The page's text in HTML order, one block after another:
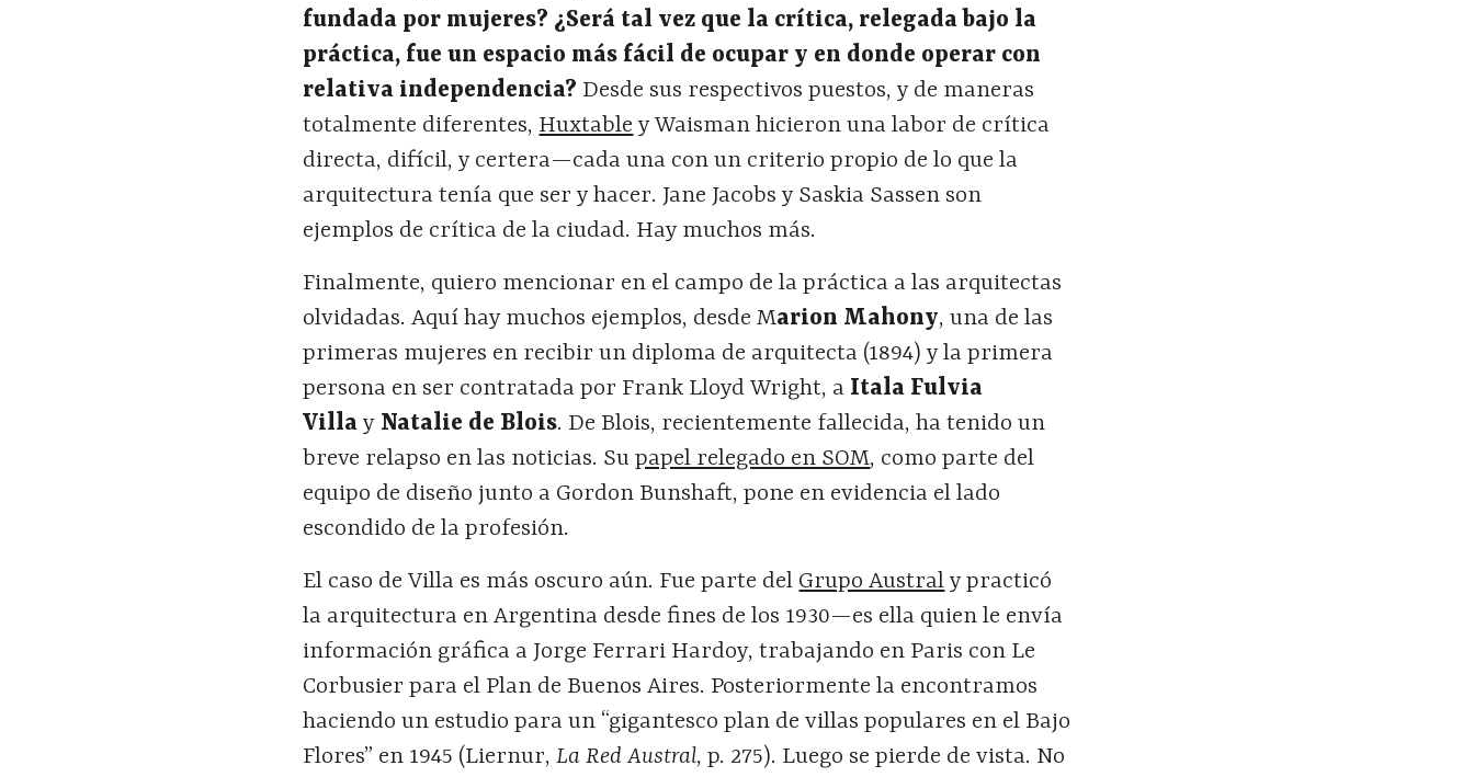
fundada por mujeres? ¿Será tal vez que la crítica, relegada bajo la
práctica, fue un espacio más fácil de ocupar y en donde operar con
relativa independencia? Desde sus respectivos puestos, y de maneras
totalmente diferentes, Huxtable y Waisman hicieron una labor de crítica
directa, difícil, y certera—cada una con un criterio propio de lo que la
arquitectura tenía que ser y hacer. Jane Jacobs y Saskia Sassen son
ejemplos de crítica de la ciudad. Hay muchos más.
Finalmente, quiero mencionar en el campo de la práctica a las arquitectas
olvidadas. Aquí hay muchos ejemplos, desde Marion Mahony, una de las
primeras mujeres en recibir un diploma de arquitecta (1894) y la primera
persona en ser contratada por Frank Lloyd Wright, a Itala Fulvia
Villa y Natalie de Blois. De Blois, recientemente fallecida, ha tenido un
breve relapso en las noticias. Supapel relegado en SOM, como parte del
equipo de diseño junto a Gordon Bunshaft, pone en evidencia el lado
escondido de la profesión.
El caso de Villa es más oscuro aún. Fue parte del Grupo Austral y practicó
la arquitectura en Argentina desde fines de los 1930—es ella quien le envía
información gráfica a Jorge Ferrari Hardoy, trabajando en Paris con Le
Corbusier para el Plan de Buenos Aires. Posteriormente la encontramos
haciendo un estudio para un “gigantesco plan de villas populares en el Bajo
Flores” en 1945 (Liernur,La Red Austral, p. 275). Luego se pierde de vista. No